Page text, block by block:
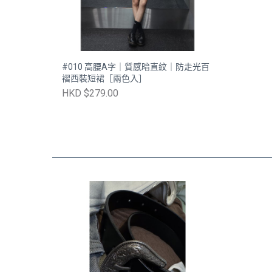
#010 高腰A字｜質感暗直紋｜防走光百
褶西裝短裙［兩色入］
HKD $279.00